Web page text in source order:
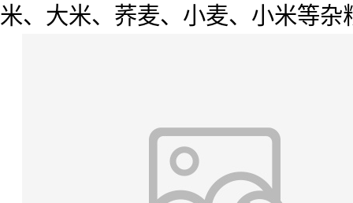
米、大米、荞麦、小麦、小米等